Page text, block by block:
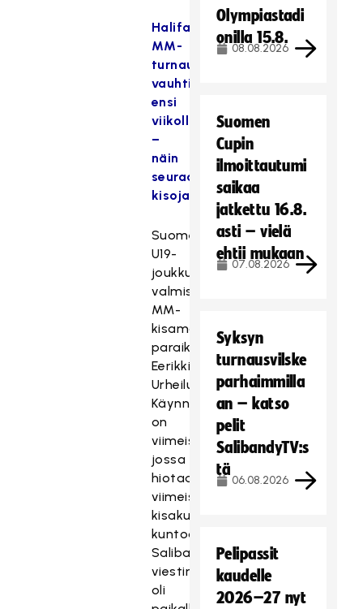
Halifaxin
MM-
turnaus
vauhtiin
ensi
viikolla
–
näin
seuraat
kisoja
Suomen
U19-
joukkue
valmistautuu
MM-
kisamatkalle
paraikaa
Eerikkilän
Urheiluopistolla.
Käynnissä
on
viimeistelyleiri,
jossa
hiotaan
viimeisetkin
kisakuviot
kuntoon.
Salibandyliiton
viestintä
oli
Olympiastadi
onilla 15.8.
08.08.2026
Suomen
Cupin
ilmoittautumi
saikaa
jatkettu 16.8.
asti – vielä
ehtii mukaan
07.08.2026
Syksyn
turnausvilske
parhaimmilla
an – katso
pelit
SalibandyTV:s
tä
06.08.2026
Pelipassit
kaudelle
2026–27 nyt